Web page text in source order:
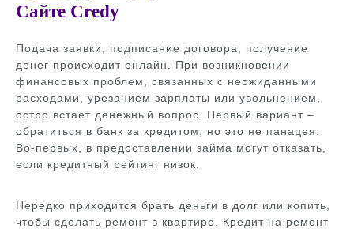
Сайте Credy
Подача заявки, подписание договора, получение
денег происходит онлайн. При возникновении
финансовых проблем, связанных с неожиданными
расходами, урезанием зарплаты или увольнением,
остро встает денежный вопрос. Первый вариант –
обратиться в банк за кредитом, но это не панацея.
Во-первых, в предоставлении займа могут отказать,
если кредитный рейтинг низок.
Нередко приходится брать деньги в долг или копить,
чтобы сделать ремонт в квартире. Кредит на ремонт